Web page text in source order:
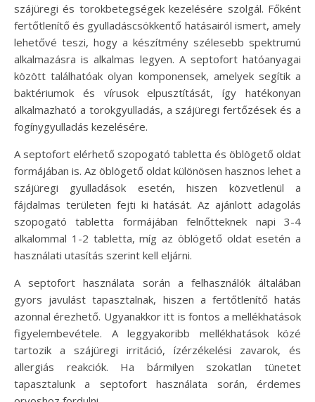
szájüregi és torokbetegségek kezelésére szolgál. Főként
fertőtlenítő és gyulladáscsökkentő hatásairól ismert, amely
lehetővé teszi, hogy a készítmény szélesebb spektrumú
alkalmazásra is alkalmas legyen. A septofort hatóanyagai
között találhatóak olyan komponensek, amelyek segítik a
baktériumok és vírusok elpusztítását, így hatékonyan
alkalmazható a torokgyulladás, a szájüregi fertőzések és a
fogínygyulladás kezelésére.
A septofort elérhető szopogató tabletta és öblögető oldat
formájában is. Az öblögető oldat különösen hasznos lehet a
szájüregi gyulladások esetén, hiszen közvetlenül a
fájdalmas területen fejti ki hatását. Az ajánlott adagolás
szopogató tabletta formájában felnőtteknek napi 3-4
alkalommal 1-2 tabletta, míg az öblögető oldat esetén a
használati utasítás szerint kell eljárni.
A septofort használata során a felhasználók általában
gyors javulást tapasztalnak, hiszen a fertőtlenítő hatás
azonnal érezhető. Ugyanakkor itt is fontos a mellékhatások
figyelembevétele. A leggyakoribb mellékhatások közé
tartozik a szájüregi irritáció, ízérzékelési zavarok, és
allergiás reakciók. Ha bármilyen szokatlan tünetet
tapasztalunk a septofort használata során, érdemes